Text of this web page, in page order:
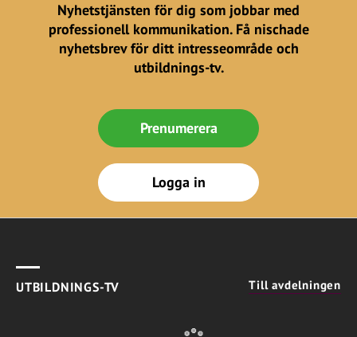
Nyhetstjänsten för dig som jobbar med
professionell kommunikation. Få nischade
nyhetsbrev för ditt intresseområde och
utbildnings-tv.
Prenumerera
Logga in
UTBILDNINGS-TV Till avdelningen